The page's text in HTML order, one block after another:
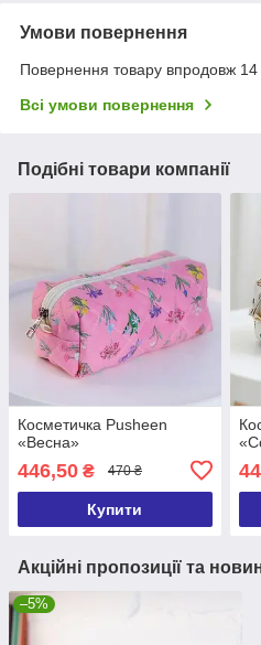
Умови повернення
Повернення товару впродовж 14
Всі умови повернення
Подібні товари компанії
Косметичка Pusheen
«Весна»
446,50 ₴ 470 ₴
Купити
Акційні пропозиції та
–5%